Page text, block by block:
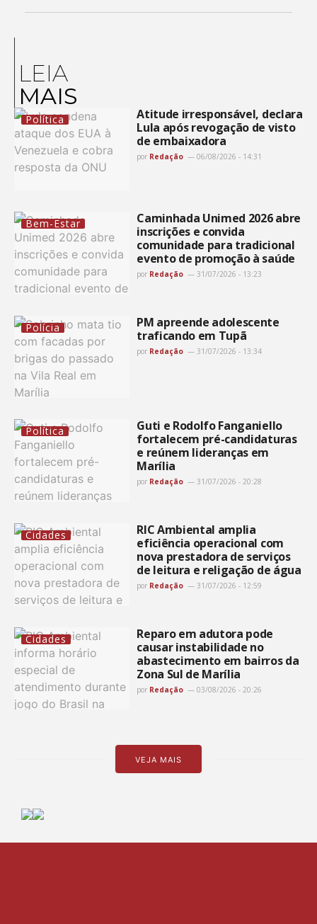
LEIA
MAIS
Política
Atitude irresponsável, declara
Lula após revogação de visto
de embaixadora
por Redação 06/08/2026 - 14:31
Bem-Estar
Caminhada Unimed 2026 abre
inscrições e convida
comunidade para tradicional
evento de promoção à saúde
por Redação 31/07/2026 - 13:23
Polícia
PM apreende adolescente
traficando em Tupã
por Redação 31/07/2026 - 13:34
Política
Guti e Rodolfo Fanganiello
fortalecem pré-candidaturas
e reúnem lideranças em
Marília
por Redação 31/07/2026 - 20:28
Cidades
RIC Ambiental amplia
eficiência operacional com
nova prestadora de serviços
de leitura e religação de água
por Redação 31/07/2026 - 12:59
Cidades
Reparo em adutora pode
causar instabilidade no
abastecimento em bairros da
Zona Sul de Marília
por Redação 03/08/2026 - 20:26
VEJA MAIS